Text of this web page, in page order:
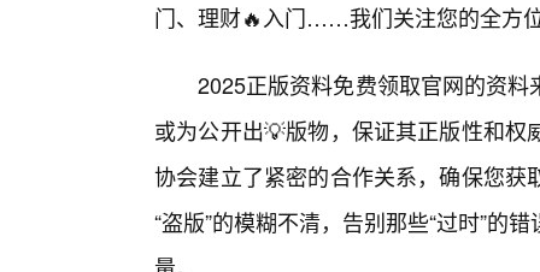
门、理财🔥入门……我们关注您的全方
2025正版资料免费领取官网的资
或为公开出💡版物，保证其正版性和
协会建立了紧密的合作关系，确保您
“盗版”的模糊不清，告别那些“过时”的